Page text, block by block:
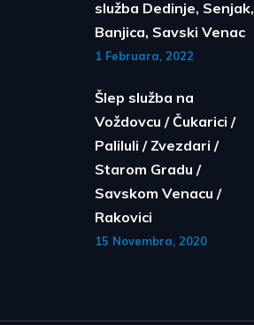
služba Dedinje, Senjak,
Banjica, Savski Venac
1 Februara, 2022
Šlep služba na
Voždovcu / Čukarici /
Paliluli / Zvezdari /
Starom Gradu /
Savskom Venacu /
Rakovici
15 Novembra, 2020